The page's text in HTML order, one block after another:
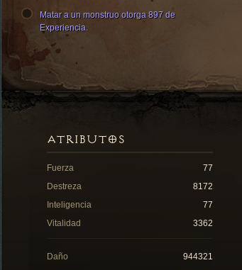
Matar a un monstruo otorga 897 de
Experiencia.
ATRIBUTOS
Fuerza
77
Destreza
8172
Inteligencia
77
Vitalidad
3362
Daño
944321